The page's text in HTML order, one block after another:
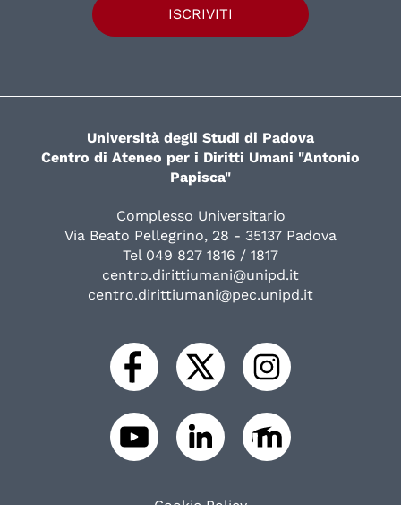
ISCRIVITI
Università degli Studi di Padova
Centro di Ateneo per i Diritti Umani "Antonio
Papisca"
Complesso Universitario
Via Beato Pellegrino, 28 - 35137 Padova
Tel 049 827 1816 / 1817
centro.dirittiumani@unipd.it
centro.dirittiumani@pec.unipd.it